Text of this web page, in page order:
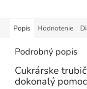
Popis Hodnotenie
Podrobný popis
Cukrárske
dokonalý